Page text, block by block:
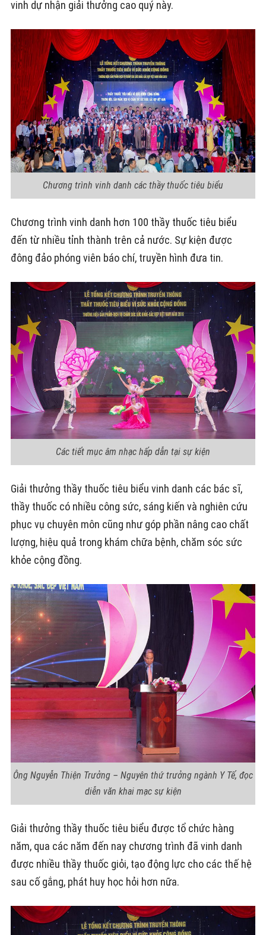
vinh dự nhận giải thưởng cao quý này.
Chương trình vinh danh các thầy thuốc tiêu biểu
Chương trình vinh danh hơn 100 thầy thuốc tiêu biểu
đến từ nhiều tỉnh thành trên cả nước. Sự kiện được
đông đảo phóng viên báo chí, truyền hình đưa tin.
Các tiết mục âm nhạc hấp dẫn tại sự kiện
Giải thưởng thầy thuốc tiêu biểu vinh danh các bác sĩ,
thầy thuốc có nhiều công sức, sáng kiến và nghiên cứu
phục vụ chuyên môn cũng như góp phần nâng cao chất
lượng, hiệu quả trong khám chữa bệnh, chăm sóc sức
khỏe cộng đồng.
Ông Nguyễn Thiện Trưởng – Nguyên thứ trưởng ngành Y Tế, đọc
diễn văn khai mạc sự kiện
Giải thưởng thầy thuốc tiêu biểu được tổ chức hàng
năm, qua các năm đến nay chương trình đã vinh danh
được nhiều thầy thuốc giỏi, tạo động lực cho các thế hệ
sau cố gắng, phát huy học hỏi hơn nữa.